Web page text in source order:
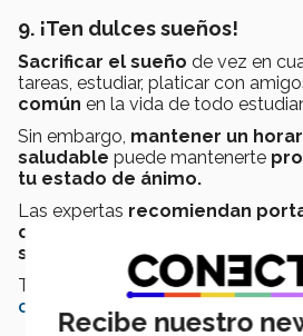
9. ¡Ten dulces sueños!
Sacrificar el sueño de vez en
tareas, estudiar, platicar con
común en la vida de todo
Sin embargo, mantener un
saludable puede mantenerte
tu estado de ánimo.
Las expertas recomiendan
como
sueño
y descansar de manera
También aquí puedes conocer
calidad de sueño
Recibe nuestro